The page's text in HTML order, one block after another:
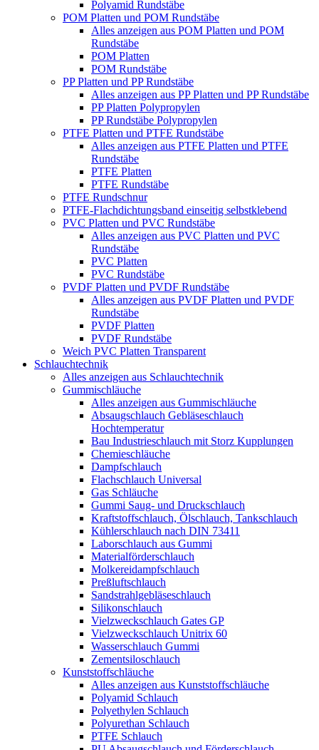
Polyamid Rundstäbe
POM Platten und POM Rundstäbe
Alles anzeigen aus POM Platten und POM
Rundstäbe
POM Platten
POM Rundstäbe
PP Platten und PP Rundstäbe
Alles anzeigen aus PP Platten und PP Rundstäbe
PP Platten Polypropylen
PP Rundstäbe Polypropylen
PTFE Platten und PTFE Rundstäbe
Alles anzeigen aus PTFE Platten und PTFE
Rundstäbe
PTFE Platten
PTFE Rundstäbe
PTFE Rundschnur
PTFE-Flachdichtungsband einseitig selbstklebend
PVC Platten und PVC Rundstäbe
Alles anzeigen aus PVC Platten und PVC
Rundstäbe
PVC Platten
PVC Rundstäbe
PVDF Platten und PVDF Rundstäbe
Alles anzeigen aus PVDF Platten und PVDF
Rundstäbe
PVDF Platten
PVDF Rundstäbe
Weich PVC Platten Transparent
Schlauchtechnik
Alles anzeigen aus Schlauchtechnik
Gummischläuche
Alles anzeigen aus Gummischläuche
Absaugschlauch Gebläseschlauch
Hochtemperatur
Bau Industrieschlauch mit Storz Kupplungen
Chemieschläuche
Dampfschlauch
Flachschlauch Universal
Gas Schläuche
Gummi Saug- und Druckschlauch
Kraftstoffschlauch, Ölschlauch, Tankschlauch
Kühlerschlauch nach DIN 73411
Laborschlauch aus Gummi
Materialförderschlauch
Molkereidampfschlauch
Preßluftschlauch
Sandstrahlgebläseschlauch
Silikonschlauch
Vielzweckschlauch Gates GP
Vielzweckschlauch Unitrix 60
Wasserschlauch Gummi
Zementsiloschlauch
Kunststoffschläuche
Alles anzeigen aus Kunststoffschläuche
Polyamid Schlauch
Polyethylen Schlauch
Polyurethan Schlauch
PTFE Schlauch